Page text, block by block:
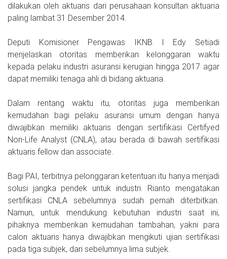
dilakukan oleh aktuaris dari perusahaan konsultan aktuaria
paling lambat 31 Desember 2014.
Deputi Komisioner Pengawas IKNB I Edy Setiadi
menjelaskan otoritas memberikan kelonggaran waktu
kepada pelaku industri asuransi kerugian hingga 2017 agar
dapat memiliki tenaga ahli di bidang aktuaria.
Dalam rentang waktu itu, otoritas juga memberikan
kemudahan bagi pelaku asuransi umum dengan hanya
diwajibkan memiliki aktuaris dengan sertifikasi Certifyed
Non-Life Analyst (CNLA), atau berada di bawah sertifikasi
aktuaris fellow dan associate.
Bagi PAI, terbitnya pelonggaran ketentuan itu hanya menjadi
solusi jangka pendek untuk industri. Rianto mengatakan
sertifikasi CNLA sebelumnya sudah pernah diterbitkan.
Namun, untuk mendukung kebutuhan industri saat ini,
pihaknya memberikan kemudahan tambahan, yakni para
calon aktuaris hanya diwajibkan mengikuti ujian sertifikasi
pada tiga subjek, dari sebelumnya lima subjek.